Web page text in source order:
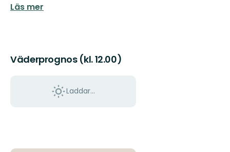
Läs mer
Väderprognos (kl. 12.00)
Laddar...